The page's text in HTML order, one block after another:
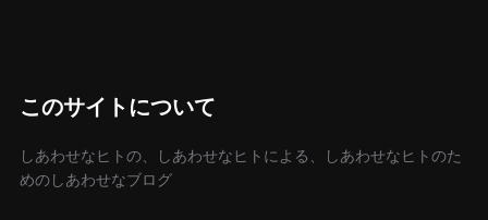
このサイトについて
しあわせなヒトの、しあわせなヒトによる、しあわせなヒトのた
めのしあわせなブログ